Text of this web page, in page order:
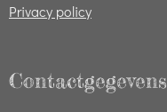
Privacy policy
Contactgegevens